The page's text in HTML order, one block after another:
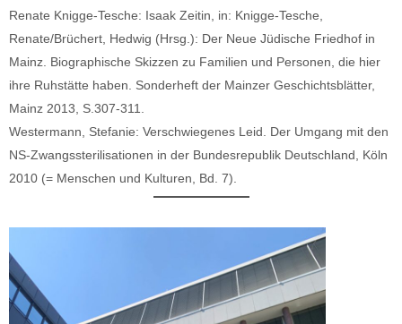
Renate Knigge-Tesche: Isaak Zeitin, in: Knigge-Tesche,
Renate/Brüchert, Hedwig (Hrsg.): Der Neue Jüdische Friedhof in
Mainz. Biographische Skizzen zu Familien und Personen, die hier
ihre Ruhstätte haben. Sonderheft der Mainzer Geschichtsblätter,
Mainz 2013, S.307-311.
Westermann, Stefanie: Verschwiegenes Leid. Der Umgang mit den
NS-Zwangssterilisationen in der Bundesrepublik Deutschland, Köln
2010 (= Menschen und Kulturen, Bd. 7).